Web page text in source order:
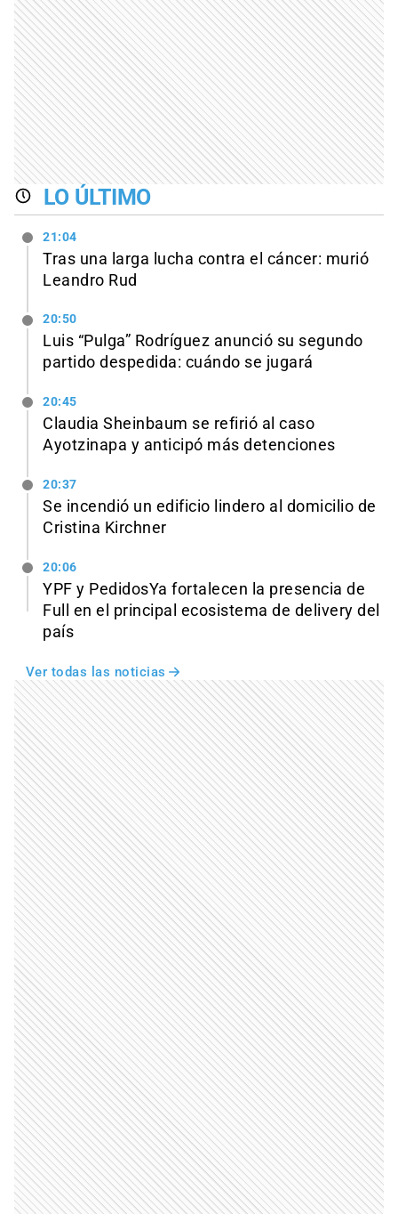
LO ÚLTIMO
21:04
Tras una larga lucha contra el cáncer: murió
Leandro Rud
20:50
Luis “Pulga” Rodríguez anunció su segundo
partido despedida: cuándo se jugará
20:45
Claudia Sheinbaum se refirió al caso
Ayotzinapa y anticipó más detenciones
20:37
Se incendió un edificio lindero al domicilio de
Cristina Kirchner
20:06
YPF y PedidosYa fortalecen la presencia de
Full en el principal ecosistema de delivery del
país
Ver todas las noticias